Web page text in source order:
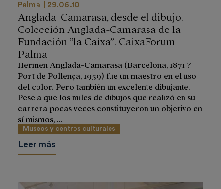
Palma 29.06.10
Anglada-Camarasa, desde el dibujo.
Colección Anglada-Camarasa de la
Fundación ”la Caixa”. CaixaForum
Palma
Hermen Anglada-Camarasa (Barcelona, 1871 ?
Port de Pollença, 1959) fue un maestro en el uso
del color. Pero también un excelente dibujante.
Pese a que los miles de dibujos que realizó en su
carrera pocas veces constituyeron un objetivo en
sí mismos, ...
Museos y centros culturales
Leer más